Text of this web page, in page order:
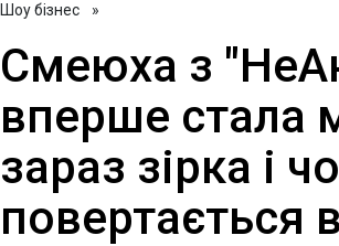
Шоу бізнес »
Смеюха з
вперше стала
зараз зірка і
повертається